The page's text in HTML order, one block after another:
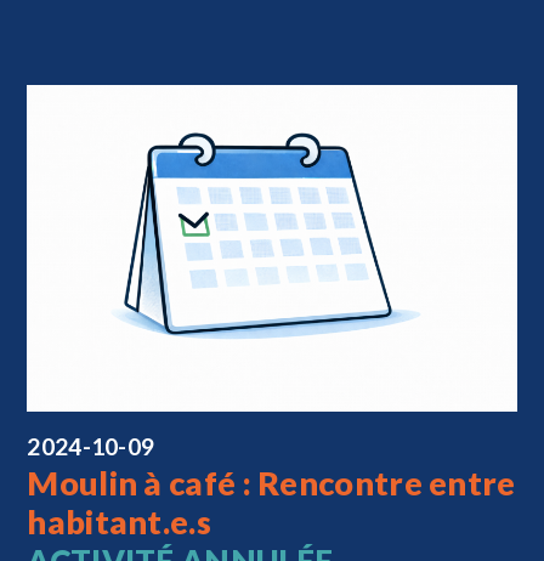
2024-10-09
Moulin à café : Rencontre entre
habitant.e.s